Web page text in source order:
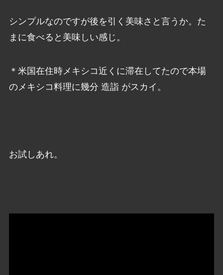
シンプルなのですが後を引く美味さと言うか。た
まに食べると美味しい感じ。
＊米国在住時メキシコ近くに滞在してたので本場
のメキシコ料理に幾分 造詣 がスカイ。
お試しあれ。